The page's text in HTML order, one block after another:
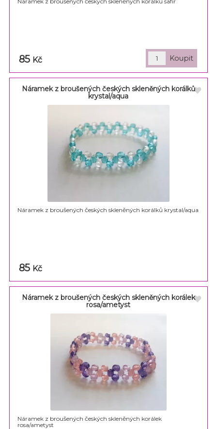
85 Kč
Náramek z broušených českých skleněných korálků
krystal/aqua
Náramek z broušených českých skleněných korálků krystal/aqua
85 Kč
Náramek z broušených českých skleněných korálek
rosa/ametyst
Náramek z broušených českých skleněných korálek
rosa/ametyst